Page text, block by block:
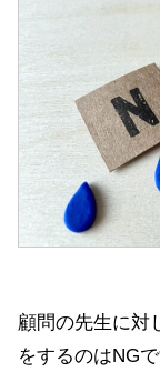
顧問の先生に対
をするのはNGで